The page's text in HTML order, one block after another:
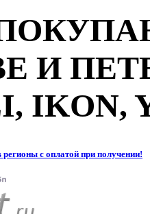
И
IKON,
c оплатой при получении!